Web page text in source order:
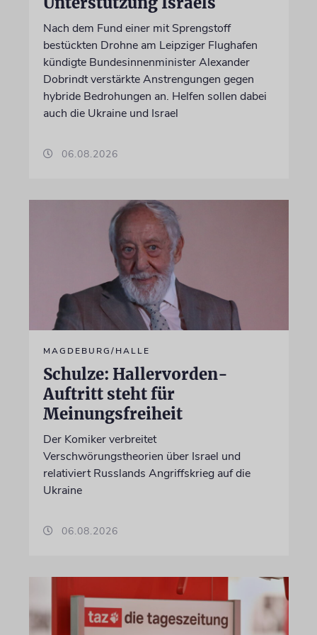
Nach dem Fund einer mit Sprengstoff
bestückten Drohne am Leipziger Flughafen
kündigte Bundesinnenminister Alexander
Dobrindt verstärkte Anstrengungen gegen
hybride Bedrohungen an. Helfen sollen dabei
auch die Ukraine und Israel
06.08.2026
MAGDEBURG/HALLE
Schulze: Hallervorden-
Auftritt steht für
Meinungsfreiheit
Der Komiker verbreitet
Verschwörungstheorien über Israel und
relativiert Russlands Angriffskrieg auf die
Ukraine
06.08.2026